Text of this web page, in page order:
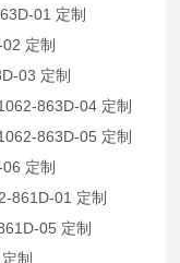
01 定制
定制
03 定制
863D-04 定制
863D-05 定制
定制
861D-01 定制
05 定制
制